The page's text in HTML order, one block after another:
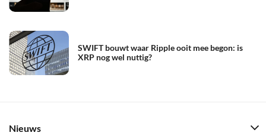
SWIFT bouwt waar Ripple ooit mee begon: is
XRP nog wel nuttig?
Nieuws